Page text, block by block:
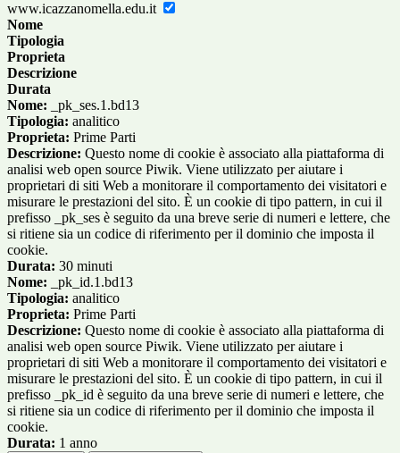
www.icazzanomella.edu.it
Nome
Tipologia
Proprieta
Descrizione
Durata
Nome: _pk_ses.1.bd13
Tipologia: analitico
Proprieta: Prime Parti
Descrizione: Questo nome di cookie è associato alla piattaforma di
analisi web open source Piwik. Viene utilizzato per aiutare i
proprietari di siti Web a monitorare il comportamento dei visitatori e
misurare le prestazioni del sito. È un cookie di tipo pattern, in cui il
prefisso _pk_ses è seguito da una breve serie di numeri e lettere, che
si ritiene sia un codice di riferimento per il dominio che imposta il
cookie.
Durata: 30 minuti
Nome: _pk_id.1.bd13
Tipologia: analitico
Proprieta: Prime Parti
Descrizione: Questo nome di cookie è associato alla piattaforma di
analisi web open source Piwik. Viene utilizzato per aiutare i
proprietari di siti Web a monitorare il comportamento dei visitatori e
misurare le prestazioni del sito. È un cookie di tipo pattern, in cui il
prefisso _pk_id è seguito da una breve serie di numeri e lettere, che
si ritiene sia un codice di riferimento per il dominio che imposta il
cookie.
Durata: 1 anno